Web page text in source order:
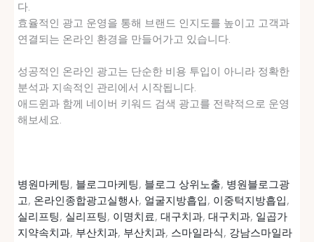
다.
효율적인 광고 운영을 통해 브랜드 인지도를 높이고 고객과
연결되는 온라인 환경을 만들어가고 있습니다.
성공적인 온라인 광고는 단순한 비용 투입이 아니라 정확한
분석과 지속적인 관리에서 시작됩니다.
애드윈과 함께 네이버 키워드 검색 광고를 전략적으로 운영
해보세요.
병원마케팅, 블로그마케팅, 블로그 상위노출, 병원블로그광
고, 온라인종합광고실행사, 얼굴지방흡입, 이중턱지방흡입,
실리프팅, 실리프팅, 이명치료, 대구치과, 대구치과, 일곱가
지약속치과, 부산치과, 부산치과, 스마일라식, 강남스마일라